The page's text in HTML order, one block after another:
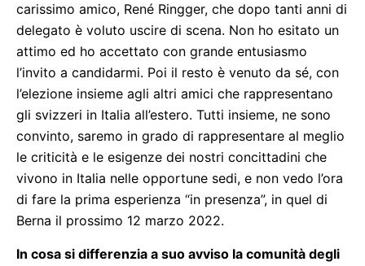
carissimo amico, René Ringger, che dopo tanti anni di
delegato è voluto uscire di scena. Non ho esitato un
attimo ed ho accettato con grande entusiasmo
l’invito a candidarmi. Poi il resto è venuto da sé, con
l’elezione insieme agli altri amici che rappresentano
gli svizzeri in Italia all’estero. Tutti insieme, ne sono
convinto, saremo in grado di rappresentare al meglio
le criticità e le esigenze dei nostri concittadini che
vivono in Italia nelle opportune sedi, e non vedo l’ora
di fare la prima esperienza “in presenza”, in quel di
Berna il prossimo 12 marzo 2022.
In cosa si differenzia a suo avviso la comunità degli